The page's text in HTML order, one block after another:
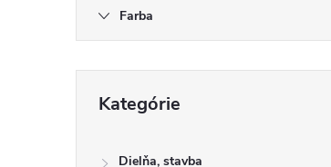
Farba
kategórie
Kategórie
Dielňa, stavba